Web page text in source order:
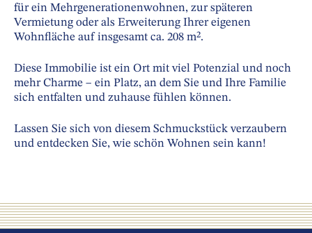
für ein Mehrgenerationenwohnen, zur späteren
Vermietung oder als Erweiterung Ihrer eigenen
Wohnfläche auf insgesamt ca. 208 m².
Diese Immobilie ist ein Ort mit viel Potenzial und noch
mehr Charme – ein Platz, an dem Sie und Ihre Familie
sich entfalten und zuhause fühlen können.
Lassen Sie sich von diesem Schmuckstück verzaubern
und entdecken Sie, wie schön Wohnen sein kann!